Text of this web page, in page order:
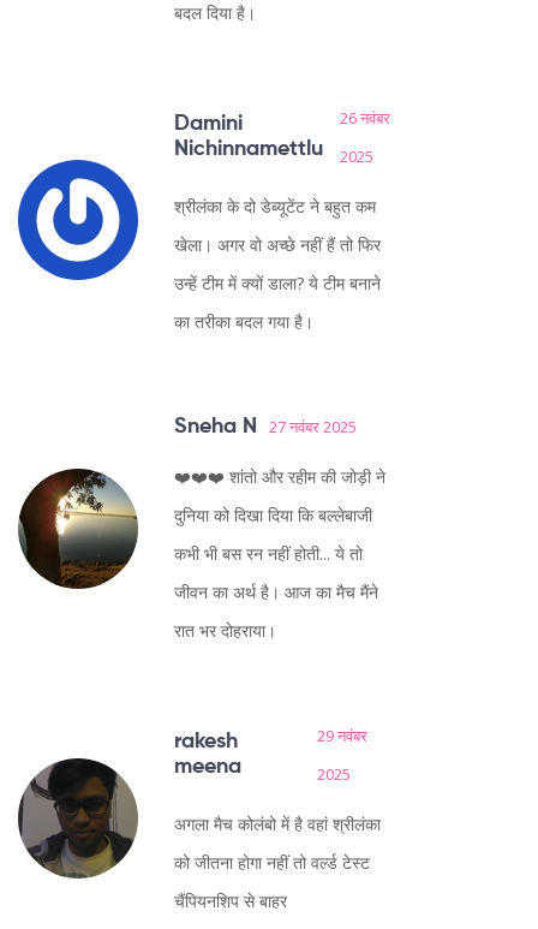
बदल दिया है।
Damini
Nichinnamettlu
26 नवंबर
2025
श्रीलंका के दो डेब्यूटेंट ने बहुत कम
खेला। अगर वो अच्छे नहीं हैं तो फिर
उन्हें टीम में क्यों डाला? ये टीम बनाने
का तरीका बदल गया है।
Sneha N 27 नवंबर 2025
❤️❤️❤️ शांतो और रहीम की जोड़ी ने
दुनिया को दिखा दिया कि बल्लेबाजी
कभी भी बस रन नहीं होती... ये तो
जीवन का अर्थ है। आज का मैच मैंने
रात भर दोहराया।
rakesh
meena
29 नवंबर
2025
अगला मैच कोलंबो में है वहां श्रीलंका
को जीतना होगा नहीं तो वर्ल्ड टेस्ट
चैंपियनशिप से बाहर